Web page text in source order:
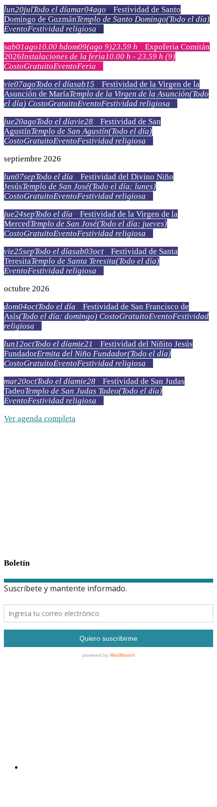
lun20julTodo el díamar04ago
Festividad de Santo
Domingo de GuzmánTemplo de Santo Domingo(Todo el día)
EventoFestividad religiosa
sab01ago10.00 hdom09(ago 9)23.59 h
Expoferia Comitán
2026Instalaciones de la feria10.00 h - 23.59 h (9)
CostoGratuitoEventoFeria
vie07agoTodo el díasab15
Festividad de la Virgen de la
Asunción de MaríaTemplo de la Virgen de la Asunción(Todo
el día) CostoGratuitoEventoFestividad religiosa
jue20agoTodo el díavie28
Festividad de San
AgustínTemplo de San Agustín(Todo el día)
CostoGratuitoEventoFestividad religiosa
septiembre 2026
lun07sepTodo el día
Festividad del Divino Niño
JesúsTemplo de San José(Todo el día: lunes)
CostoGratuitoEventoFestividad religiosa
jue24sepTodo el día
Festividad de la Virgen de la
MercedTemplo de San José(Todo el día: jueves)
CostoGratuitoEventoFestividad religiosa
vie25sepTodo el díasab03oct
Festividad de Santa
TeresitaTemplo de Santa Teresita(Todo el día)
EventoFestividad religiosa
octubre 2026
dom04octTodo el día
Festividad de San Francisco de
Asís(Todo el día: domingo) CostoGratuitoEventoFestividad
religiosa
lun12octTodo el díamie21
Festividad del Niñito Jesús
FundadorErmita del Niño Fundador(Todo el día)
CostoGratuitoEventoFestividad religiosa
mar20octTodo el díamie28
Festividad de San Judas
TadeoTemplo de San Judas Tadeo(Todo el día)
EventoFestividad religiosa
Ver agenda completa
Boletín